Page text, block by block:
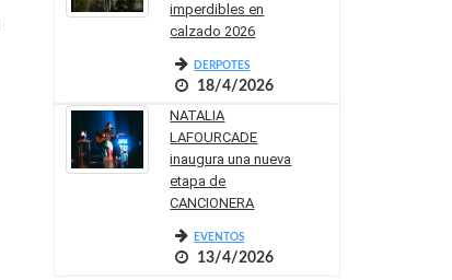
imperdibles en
calzado 2026
DERPOTES
18/4/2026
NATALIA
LAFOURCADE
inaugura una nueva
etapa de
CANCIONERA
EVENTOS
13/4/2026